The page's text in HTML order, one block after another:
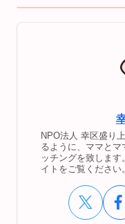
NPO法人 幸区盛り
るように、ママと
ッチングを致しま
イトをご覧ください。